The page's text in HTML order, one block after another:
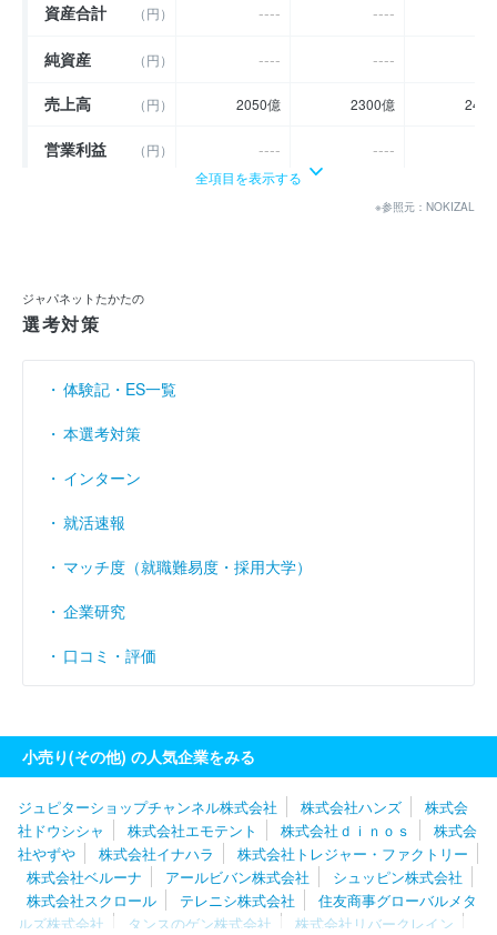
資産合計 （円） ---- ----
純資産 （円） ---- ----
売上高
（円） 2050億 2300億
営業利益 （円） ---- ----
利益余剰金
売上伸び率
営業利益率 （％）
経常利益率 （％）
全項目を表示する
※参照元：NOKIZAL
ジャパネットたかたの
選考対策
体験記・ES一覧
本選考対策
インターン
就活速報
マッチ度（就職難易度・採用大学）
企業研究
口コミ・評価
小売り(その他) の人気企業をみる
ジュピターショップチャンネル株式会社 株式会社ハンズ
株式会
社ドウシシャ
株式会社エモテント 株式会社ｄｉｎｏｓ
株式会
社やずや
株式会社イナハラ
株式会社トレジャー・ファクトリー
株式会社ベルーナ
アールビバン株式会社
シュッピン株式会社
株式会社スクロール
テレニシ株式会社
住友商事グローバルメタ
ルズ株式会社
タンスのゲン株式会社 株式会社リバークレイン